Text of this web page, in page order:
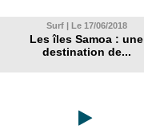
Surf | Le 17/06/2018
Les îles Samoa : une
destination de...